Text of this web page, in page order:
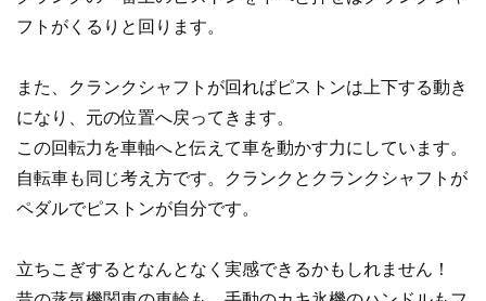
フトがくるりと回ります。
また、クランクシャフトが回ればピストンは上下する動き
になり、元の位置へ戻ってきます。
この回転力を車軸へと伝えて車を動かす力にしています。
自転車も同じ考え方です。クランクとクランクシャフトが
ペダルでピストンが自分です。
立ちこぎするとなんとなく実感できるかもしれません！